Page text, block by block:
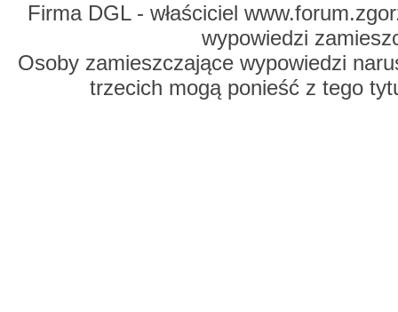
Firma DGL - właściciel
wypowiedzi
Osoby zamieszczające wypowiedzi
trzecich mogą ponieść z tego